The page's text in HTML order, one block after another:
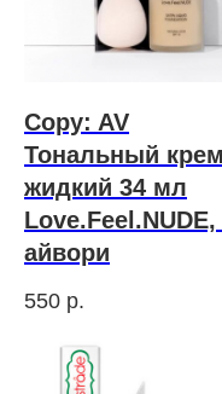
Copy: AV
Тональный крем
жидкий 34 мл
Love.Feel.NUDE,
айвори
550 р.